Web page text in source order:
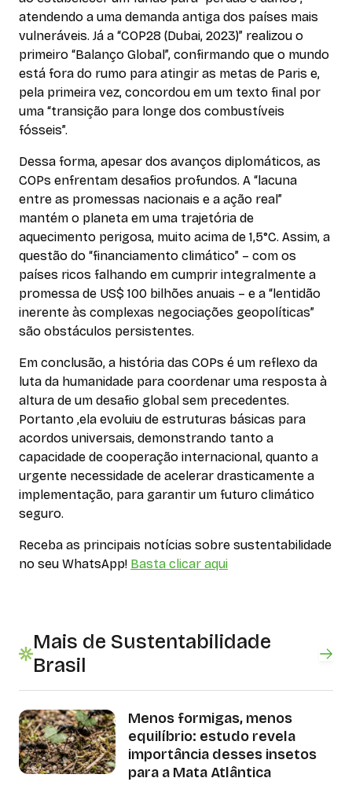
atendendo a uma demanda antiga dos países mais
vulneráveis. Já a “COP28 (Dubai, 2023)” realizou o
primeiro “Balanço Global”, confirmando que o mundo
está fora do rumo para atingir as metas de Paris e,
pela primeira vez, concordou em um texto final por
uma “transição para longe dos combustíveis
fósseis”.
Dessa forma, apesar dos avanços diplomáticos, as
COPs enfrentam desafios profundos. A “lacuna
entre as promessas nacionais e a ação real”
mantém o planeta em uma trajetória de
aquecimento perigosa, muito acima de 1,5°C. Assim, a
questão do “financiamento climático” – com os
países ricos falhando em cumprir integralmente a
promessa de US$ 100 bilhões anuais – e a “lentidão
inerente às complexas negociações geopolíticas”
são obstáculos persistentes.
Em conclusão, a história das COPs é um reflexo da
luta da humanidade para coordenar uma resposta à
altura de um desafio global sem precedentes.
Portanto ,ela evoluiu de estruturas básicas para
acordos universais, demonstrando tanto a
capacidade de cooperação internacional, quanto a
urgente necessidade de acelerar drasticamente a
implementação, para garantir um futuro climático
seguro.
Receba as principais notícias sobre sustentabilidade
no seu WhatsApp! Basta clicar aqui
Mais de Sustentabilidade
Brasil
Menos formigas, menos
equilíbrio: estudo revela
importância desses insetos
para a Mata Atlântica